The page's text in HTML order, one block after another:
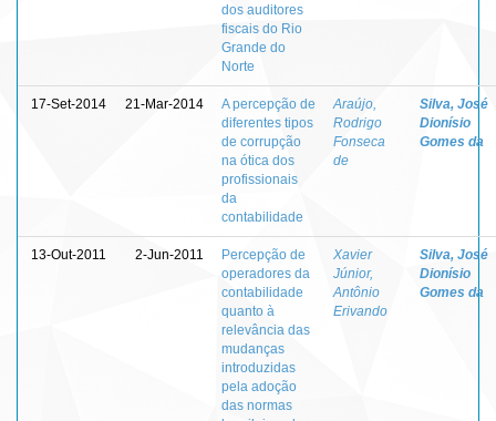
dos auditores
fiscais do Rio
Grande do
Norte
17-Set-2014 21-Mar-2014
A percepção de
diferentes tipos
de corrupção
na ótica dos
profissionais
da
contabilidade
Araújo,
Rodrigo
Fonseca
de
Silva, José
Dionísio
Gomes da
13-Out-2011 2-Jun-2011
Percepção de
operadores da
contabilidade
quanto à
relevância das
mudanças
introduzidas
pela adoção
das normas
Xavier
Júnior,
Antônio
Erivando
Silva, José
Dionísio
Gomes da